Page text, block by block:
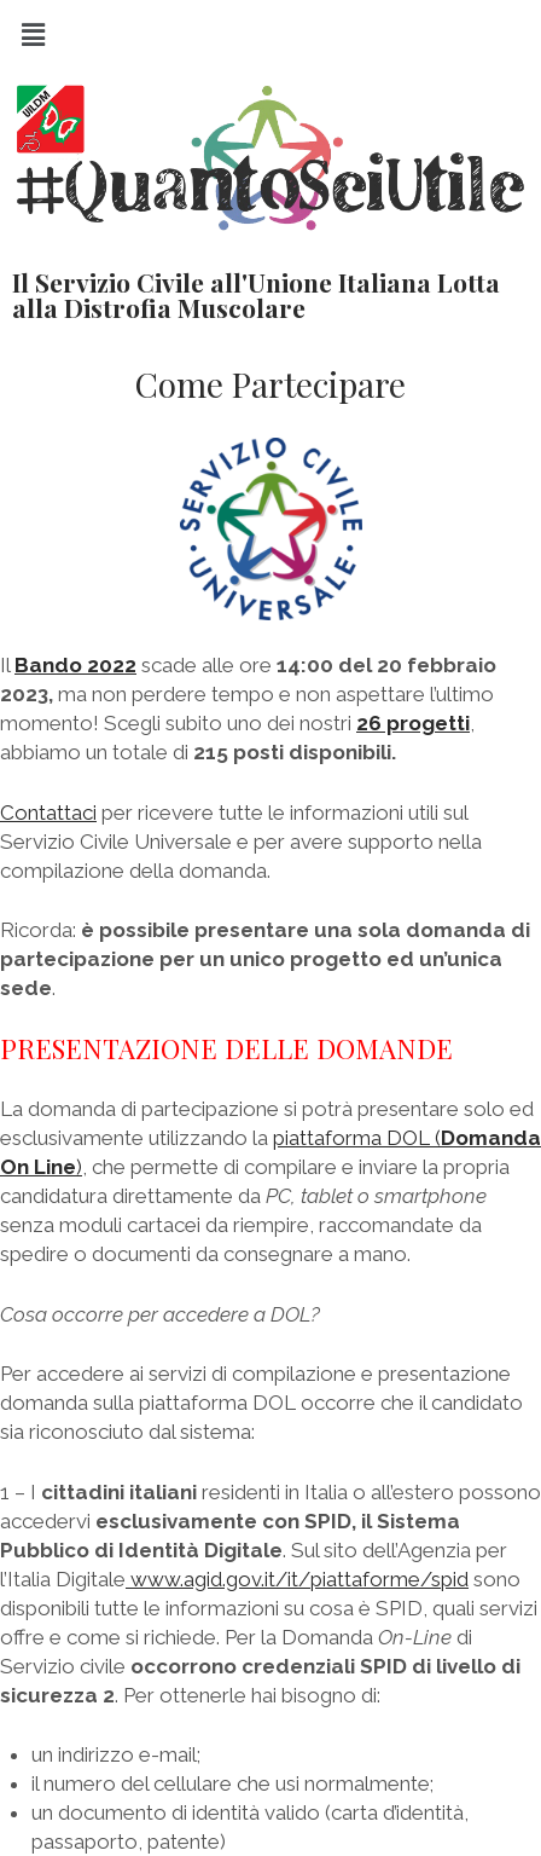
Il Servizio Civile all'Unione Italiana Lotta
alla Distrofia Muscolare
Come Partecipare
Il Bando 2022 scade alle ore 14:00 del 20 febbraio
2023, ma non perdere tempo e non aspettare l’ultimo
momento! Scegli subito uno dei nostri 26 progetti,
abbiamo un totale di 215 posti disponibili.
Contattaci per ricevere tutte le informazioni utili sul
Servizio Civile Universale e per avere supporto nella
compilazione della domanda.
Ricorda: è possibile presentare una sola domanda di
partecipazione per un unico progetto ed un’unica
sede.
PRESENTAZIONE DELLE DOMANDE
La domanda di partecipazione si potrà presentare solo ed
esclusivamente utilizzando la piattaforma DOL (Domanda
On Line), che permette di compilare e inviare la propria
candidatura direttamente da PC, tablet o smartphone
senza moduli cartacei da riempire, raccomandate da
spedire o documenti da consegnare a mano.
Cosa occorre per accedere a DOL?
Per accedere ai servizi di compilazione e presentazione
domanda sulla piattaforma DOL occorre che il candidato
sia riconosciuto dal sistema:
1 – I cittadini italiani residenti in Italia o all’estero possono
accedervi esclusivamente con SPID, il Sistema
Pubblico di Identità Digitale. Sul sito dell’Agenzia per
l’Italia Digitale www.agid.gov.it/it/piattaforme/spid sono
disponibili tutte le informazioni su cosa è SPID, quali servizi
offre e come si richiede. Per la Domanda On-Line di
Servizio civile occorrono credenziali SPID di livello di
sicurezza 2. Per ottenerle hai bisogno di:
un indirizzo e-mail;
il numero del cellulare che usi normalmente;
un documento di identità valido (carta d’identità,
passaporto, patente)